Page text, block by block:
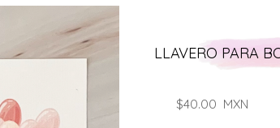
LLAVERO PARA
$40.00 MXN